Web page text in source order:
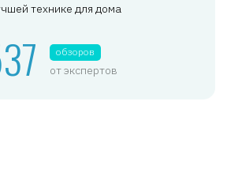
технике для дома
обзоров
от экспертов